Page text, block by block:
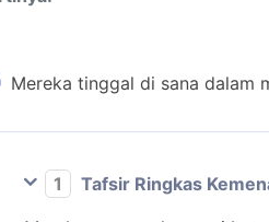
Mereka tinggal di sana dalam
1
Tafsir Ringkas